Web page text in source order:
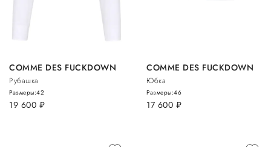
COMME DES FUCKDOWN
Рубашка
19 600 руб.
Размеры:42
COMME DES FUCKDOWN
Юбка
17 600 руб.
Размеры:46